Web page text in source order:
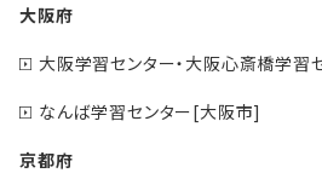
大阪府
大阪学習センター・大阪心斎橋学習
なんば学習センター[大阪市]
京都府